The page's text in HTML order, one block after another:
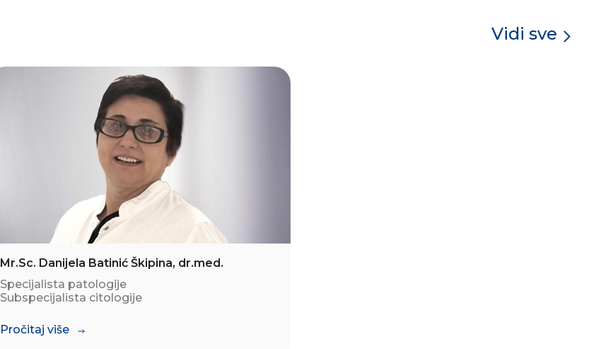
Vidi sve
Mr.Sc. Danijela Batinić Škipina, dr.med.
Specijalista patologije
Subspecijalista citologije
Pročitaj više